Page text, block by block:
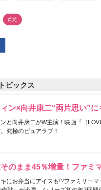
#犬
ピックス
ン×向井康二“両片思い”
と向井康二がW主演！映画『（
究極のピュアラブ！
のまま45％増量！ファミ
にお弁当にアイスも!?ファミリー